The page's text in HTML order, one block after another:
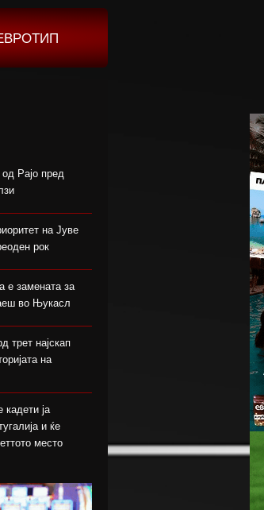
од Рајо пред
на Јуве
рок
е замената за
во Њукасл
трет најскап
на
кадети ја
и ќе
место